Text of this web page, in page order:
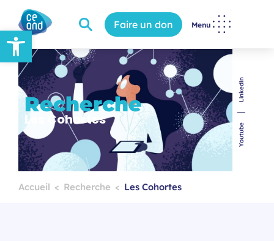
Ouvrir la barre d’outils Faire un don Menu
Youtube
LinkedIn
Recherche
Les Cohortes
Accueil Recherche Les Cohortes